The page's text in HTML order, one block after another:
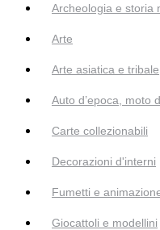
Archeologia e storia
Arte
Arte asiatica e tribale
Auto d’epoca, moto
Carte collezionabili
Decorazioni d'interni
Fumetti e
Giocattoli e modellini